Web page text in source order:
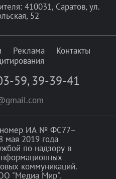
410031, Саратов, ул.
52
Реклама
Контакты
59, 39-39-41
номер ИА № ФС77–
мая 2019 года
по надзору в
коммуникаций.
"Медиа Мир".